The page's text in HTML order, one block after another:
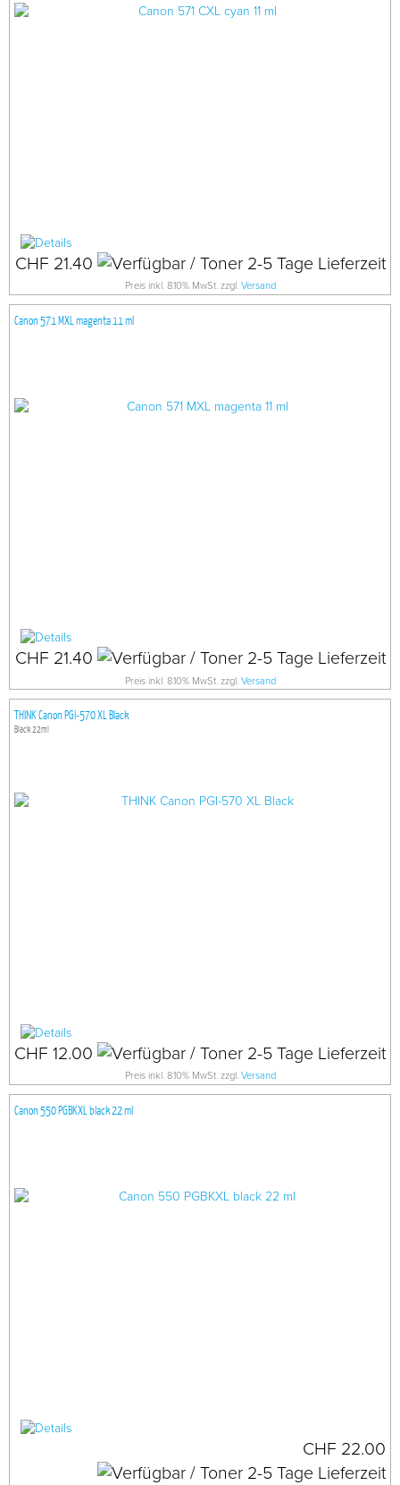
CHF 21.40
Preis inkl. 8.10% MwSt. zzgl. Versand
Canon 571 MXL magenta 11 ml
CHF 21.40
Preis inkl. 8.10% MwSt. zzgl. Versand
THINK Canon PGI-570 XL Black
Black 22ml
CHF 12.00
Preis inkl. 8.10% MwSt. zzgl. Versand
Canon 550 PGBKXL black 22 ml
CHF 22.00